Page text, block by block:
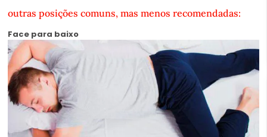
outras posições comuns, mas menos recomendadas:
Face para baixo